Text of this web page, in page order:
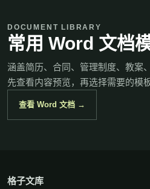
DOCUMENT LIBRARY
常用 Word 文档
涵盖简历、合同、管理制度、教案
先查看内容预览，再选择需要的模
查看 Word 文档 →
格子文库